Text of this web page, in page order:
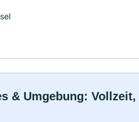
& Umgebung: